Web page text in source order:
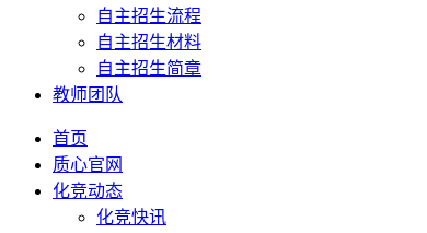
自主招生流程
自主招生材料
自主招生简章
教师团队
首页
质心官网
化竞动态
化竞快讯